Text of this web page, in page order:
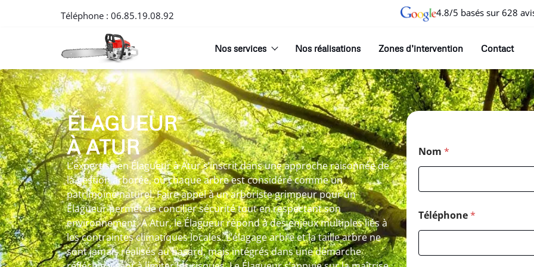
Téléphone : 06.85.19.08.92 4.8/5 basés sur 628
Nos services Nos réalisations Zones d’intervention Contact
ÉLAGUEUR
À ATUR
L’expertise en Élagueur à Atur s’inscrit dans une approche raisonnée de
la gestion arborée, où chaque arbre est considéré comme un
patrimoine naturel. Faire appel à un arboriste grimpeur pour un
Élagueur permet de concilier sécurité tout en respectant son
environnement. A Atur, le Élagueur répond à des enjeux multiples liés à
les contraintes climatiques locales. L’élagage arbre et la taille arbre ne
sont jamais réalisés au hasard, mais intégrés dans une démarche
Nom *
Téléphone*